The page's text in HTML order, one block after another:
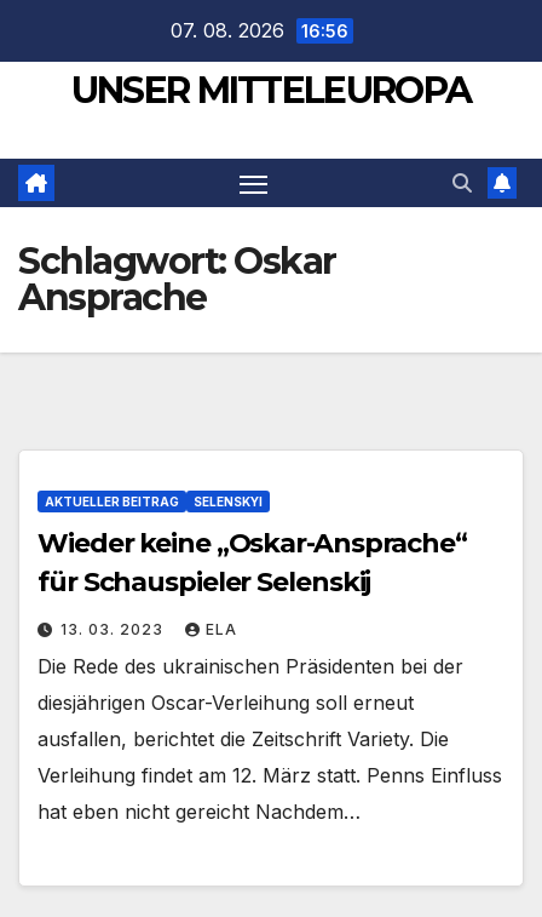
springen
07. 08. 2026 16:56
UNSER MITTELEUROPA
Schlagwort:Oskar
Ansprache
AKTUELLER BEITRAG SELENSKYI
Wieder keine „Oskar-Ansprache“
für Schauspieler Selenskij
13. 03. 2023 ELA
Die Rede des ukrainischen Präsidenten bei der
diesjährigen Oscar-Verleihung soll erneut
ausfallen, berichtet die Zeitschrift Variety. Die
Verleihung findet am 12. März statt. Penns Einfluss
hat eben nicht gereicht Nachdem…